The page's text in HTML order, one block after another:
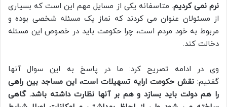
نرم نمی کردیم. متاسفانه یکی از مسایل مهم این است که بسیاری
از مسئولان عنوان می کردند که نماز یک مسئله شخصی بوده و
مربوط به خود مردم است، چرا حکومت باید در خصوص این مسئله
دخالت کند.
وی در ادامه تصریح کرد: ما در پاسخ به این سوال آنها
گفتیم: نقش حکومت ارایه تسهیلات است، این مساجد بین راهی
را هم دولت باید بسازد و هم بر آنها نظارت داشته باشد. گاهی